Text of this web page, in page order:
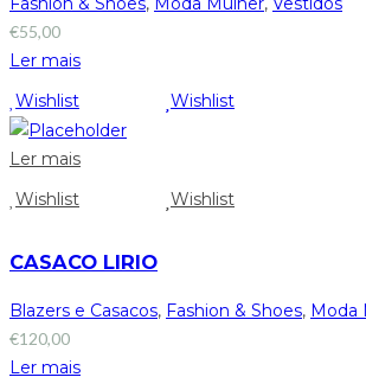
€55,00
Ler mais
Wishlist
Wishlist
Ler mais
Wishlist
Wishlist
CASACO LIRIO
Blazers e Casacos, Fashion & Shoes, Moda
€120,00
Ler mais